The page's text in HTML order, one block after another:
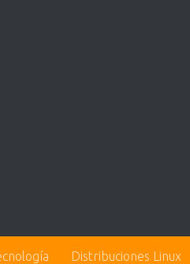
Distribuciones Linux